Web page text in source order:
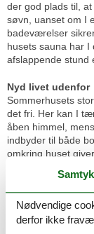
der god plads til,
søvn, uanset om I
badeværelser
husets sauna har
afslappende stund
Nyd livet udenfor
Sommerhusets
det fri. Her kan I
åben himmel,
indbyder til både
omkring huset
lille
Kom tæt på de
Bukkemose er
Nødvendige
derfor ikke